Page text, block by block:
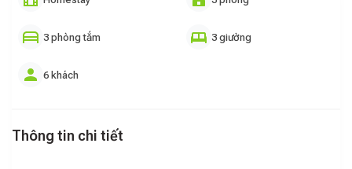
3 phòng tắm 3 giường
6 khách
Thông tin chi tiết